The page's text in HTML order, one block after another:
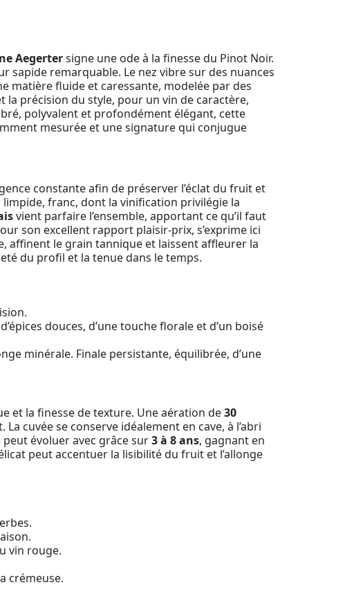
Aegertersigne une ode à la finesse du Pinot Noir.
sapide remarquable. Le nez vibre sur des nuances
matière fluide et caressante, modelée par des
la précision du style, pour un vin de caractère,
polyvalent et profondément élégant, cette
mesurée et une signature qui conjugue
constante afin de préserver l’éclat du fruit et
franc, dont la vinification privilégie la
vient parfaire l’ensemble, apportant ce qu’il faut
son excellent rapport plaisir-prix, s’exprime ici
affinent le grain tannique et laissent affleurer la
du profil et la tenue dans le temps.
douces, d’une touche florale et d’un boisé
minérale. Finale persistante, équilibrée, d’une
et la finesse de texture. Une aération de30
cuvée se conserve idéalement en cave, à l’abri
évoluer avec grâce sur3 à 8 ans, gagnant en
peut accentuer la lisibilité du fruit et l’allonge
vin rouge.
crémeuse.